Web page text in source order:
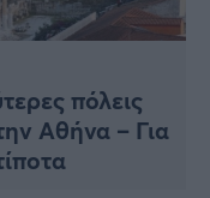
πόλεις
Αθήνα – Για